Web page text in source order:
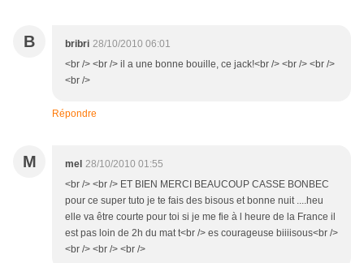
B bribri 28/10/2010 06:01
<br /> <br /> il a une bonne bouille, ce jack!<br /> <br /> <br />
<br />
Répondre
M mel 28/10/2010 01:55
<br /> <br /> ET BIEN MERCI BEAUCOUP CASSE BONBEC
pour ce super tuto je te fais des bisous et bonne nuit ....heu
elle va être courte pour toi si je me fie à l heure de la France il
est pas loin de 2h du mat t<br /> es courageuse biiiisous<br />
<br /> <br /> <br />